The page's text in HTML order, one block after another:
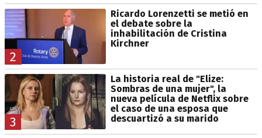
2
Ricardo Lorenzetti se metió en
el debate sobre la
inhabilitación de Cristina
Kirchner
3
La historia real de "Elize:
Sombras de una mujer", la
nueva película de Netflix sobre
el caso de una esposa que
descuartizó a su marido